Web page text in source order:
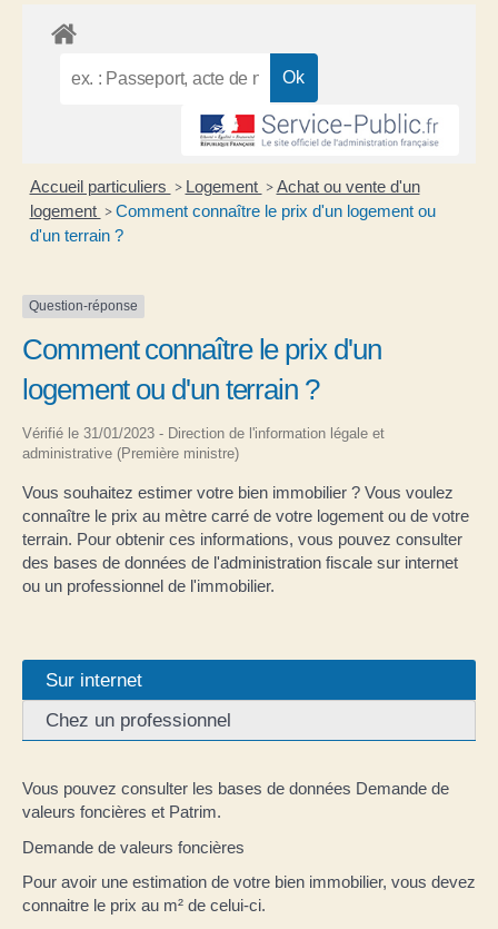
Accueil particuliers > Logement > Achat ou vente d'un
logement > Comment connaître le prix d'un logement ou
d'un terrain ?
Question-réponse
Comment connaître le prix d'un
logement ou d'un terrain ?
Vérifié le 31/01/2023 - Direction de l'information légale et
administrative (Première ministre)
Vous souhaitez estimer votre bien immobilier ? Vous voulez
connaître le prix au mètre carré de votre logement ou de votre
terrain. Pour obtenir ces informations, vous pouvez consulter
des bases de données de l'administration fiscale sur internet
ou un professionnel de l'immobilier.
Sur internet
Chez un professionnel
Vous pouvez consulter les bases de données Demande de
valeurs foncières et Patrim.
Demande de valeurs foncières
Pour avoir une estimation de votre bien immobilier, vous devez
connaitre le prix au m² de celui-ci.